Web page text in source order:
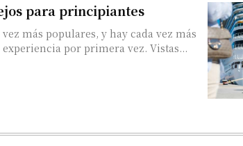
para principiantes
más populares, y hay cada vez más
por primera vez. Vistas...